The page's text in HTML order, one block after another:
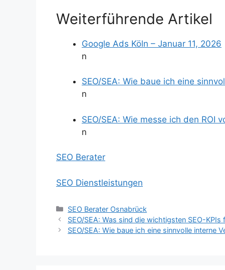
Weiterführende Artikel
Google Ads Köln – Januar 11, 2026
n
SEO/SEA: Wie baue ich eine
n
SEO/SEA: Wie messe ich den ROI
n
SEO Berater
SEO Dienstleistungen
Kategorien
SEO Berater Osnabrück
SEO/SEA: Was sind die wichtigsten SEO-
SEO/SEA: Wie baue ich eine sinnvolle interne